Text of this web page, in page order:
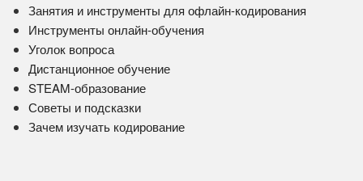
Занятия и инструменты для офлайн-кодирования
Инструменты онлайн-обучения
Уголок вопроса
Дистанционное обучение
STEAM-образование
Советы и подсказки
Зачем изучать кодирование